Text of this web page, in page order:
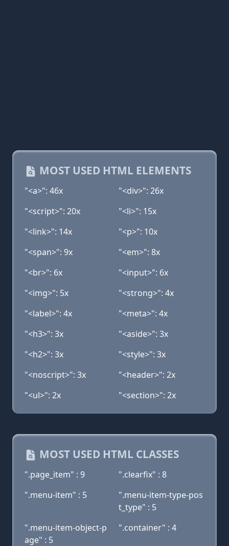
MOST USED HTML ELEMENTS
"<a>": 46x
"<div>": 26x
"<script>": 20x
"<li>": 15x
"<link>": 14x
"<p>": 10x
"<span>": 9x
"<em>": 8x
"<br>": 6x
"<input>": 6x
"<img>": 5x
"<strong>": 4x
"<label>": 4x
"<meta>": 4x
"<h3>": 3x
"<aside>": 3x
"<h2>": 3x
"<style>": 3x
"<noscript>": 3x
"<header>": 2x
"<ul>": 2x
"<section>": 2x
MOST USED HTML CLASSES
".page_item" : 9
".clearfix" : 8
".menu-item" : 5
".menu-item-type-pos
t_type" : 5
".menu-item-object-p
age" : 5
".container" : 4